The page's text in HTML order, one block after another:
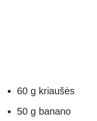
60 g kriaušės
50 g banano